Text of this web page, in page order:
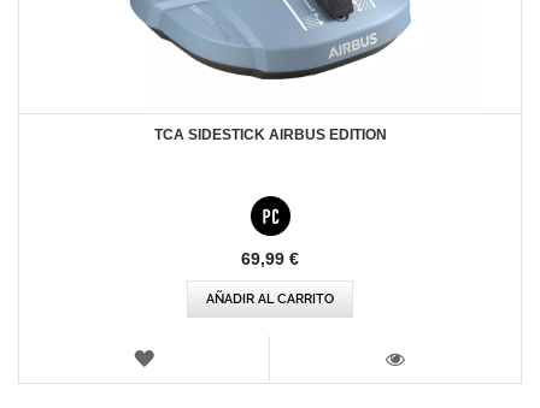
TCA SIDESTICK AIRBUS EDITION
69,99 €
AÑADIR AL CARRITO
LISTA